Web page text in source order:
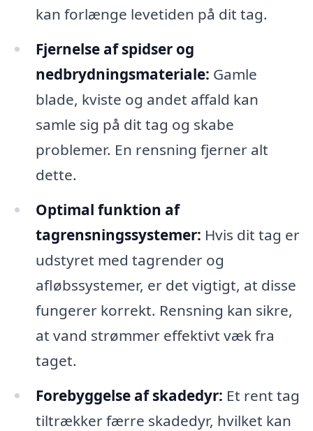
kan forlænge levetiden på dit tag.
Fjernelse af spidser og
nedbrydningsmateriale: Gamle
blade, kviste og andet affald kan
samle sig på dit tag og skabe
problemer. En rensning fjerner alt
dette.
Optimal funktion af
tagrensningssystemer: Hvis dit tag er
udstyret med tagrender og
afløbssystemer, er det vigtigt, at disse
fungerer korrekt. Rensning kan sikre,
at vand strømmer effektivt væk fra
taget.
Forebyggelse af skadedyr: Et rent tag
tiltrækker færre skadedyr, hvilket kan